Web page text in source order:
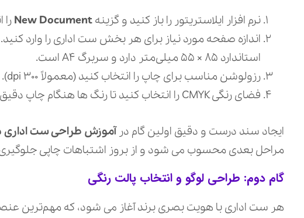
نرم‌ افزار ایلاستریتور را باز کنید و گزینهNew Document
اندازه صفحه مورد نیاز برای هر بخش ست اداری را وارد
استاندارد ۸۵ × ۵۵ میلی‌متر دارد و سربرگ A۴ است.
رزولوشن مناسب برای چاپ را انتخاب کنید (معمولاً ۳۰۰ dpi).
فضای رنگی CMYK را انتخاب کنید تا رنگ‌ ها هنگام چاپ دقیق و حرفه‌ ای باشند.
ایجاد سند درست و دقیق اولین گام درآموزش طراحی ست اداری
مراحل بعدی محسوب می‌ شود و از بروز اشتباهات چاپی
گام دوم: طراحی لوگو و انتخاب پالت رنگی
هر ست اداری با هویت بصری برند آغاز می‌ شود، که مهم‌ترین